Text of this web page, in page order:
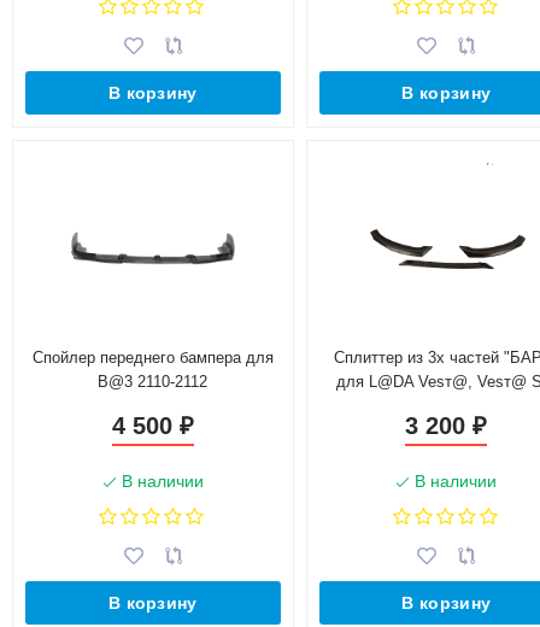
В корзину В корзину
Спойлер переднего бампера для
B@3 2110-2112
4 500 ₽
В наличии
В корзину
Сплиттер из 3х частей
для L@DA Vesт@, Vesт@
3 200₽
В наличии
В корзину